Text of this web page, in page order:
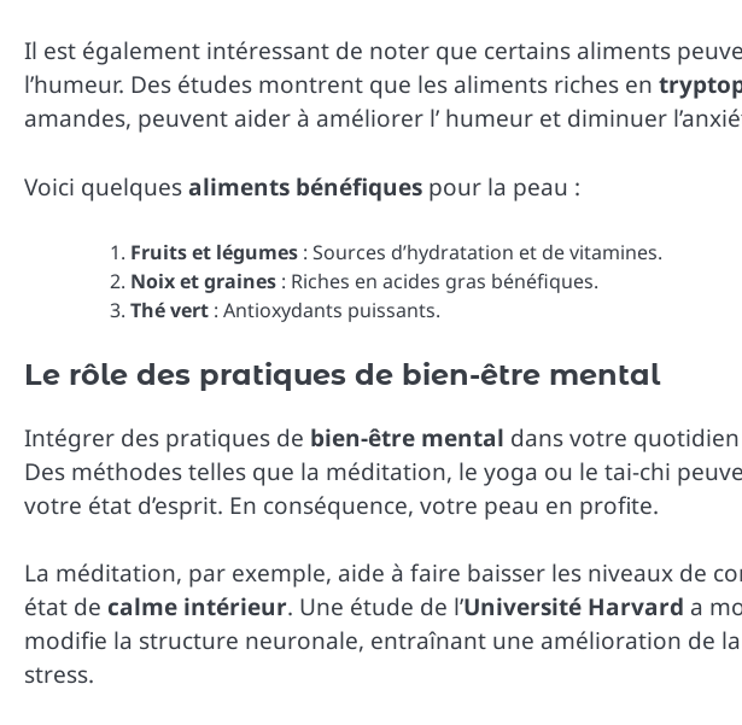
Il est également intéressant de noter que certains aliments
l’humeur. Des études montrent que les aliments riches en
amandes, peuvent aider à améliorer l’ humeur et diminuer
Voici quelquesaliments bénéfiques pour la peau :
Fruits et légumes : Sources d’hydratation et de vitamines.
Noix et graines : Riches en acides gras bénéfiques.
Thé vert : Antioxydants puissants.
Le rôle des pratiques de bien-être mental
Intégrer des pratiques de bien-être mental dans votre
Des méthodes telles que la méditation, le yoga ou le tai-chi
votre état d’esprit. En conséquence, votre peau en profite.
La méditation, par exemple, aide à faire baisser les niveaux de
état de calme intérieur. Une étude de l’Université Harvard a
modifie la structure neuronale, entraînant une amélioration de
stress.